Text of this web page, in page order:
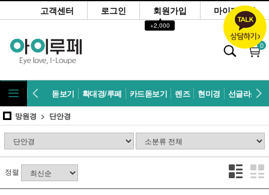
고객센터 로그인 회원가입
▲
+2,000
마이페이지
0
돋보기 확대경/루페 카드돋보기 렌즈 현미경 선글라스
망원경 단안경
정렬